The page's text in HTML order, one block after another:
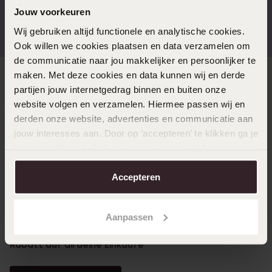
Jouw voorkeuren
Wij gebruiken altijd functionele en analytische cookies.
Ook willen we cookies plaatsen en data verzamelen om
de communicatie naar jou makkelijker en persoonlijker te
maken. Met deze cookies en data kunnen wij en derde
partijen jouw internetgedrag binnen en buiten onze
website volgen en verzamelen. Hiermee passen wij en
derden onze website, advertenties en communicatie aan
jouw interesses aan. Door op ‘accepteren’ te klikken ga je
aanpassen. Lees er meer over in onscookiebeleid.
Accepteren
Aanpassen
Kostenloser Versand ab
€49
(55.000+ reviews)
Direkt zu
Über Lucardi
Rabatt auf all deine Einkäufe